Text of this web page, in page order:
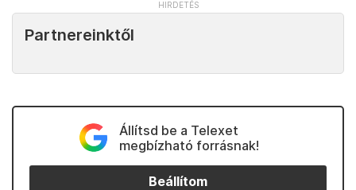
Partnereinktől
Állítsd be a Telexet
megbízható forrásnak!
Beállítom